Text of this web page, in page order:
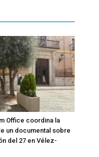
Office coordina la
un documental sobre
del 27 en Vélez-